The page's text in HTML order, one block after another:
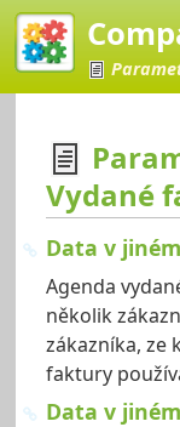
Vydané
Data v
Agenda
několik
zákazníka, ze
faktury
Data v